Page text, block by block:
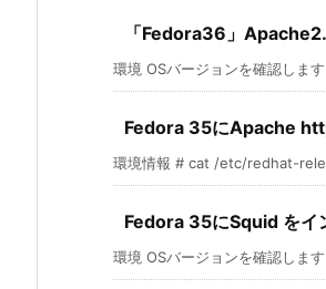
「Fedora36」
環境 OSバージョンを確認し
Fedora 35にApache
環境情報 # cat /etc/redhat-
Fedora 35にSquid をイ
環境 OSバージョンを確認し